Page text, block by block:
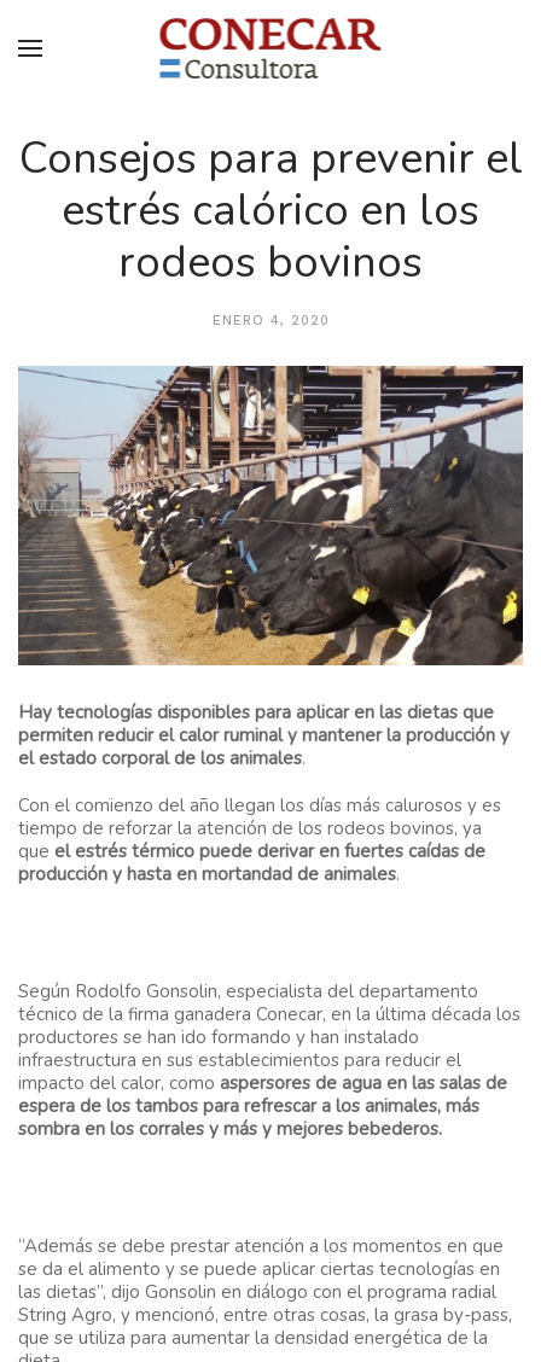
Consejos para prevenir el
estrés calórico en los
rodeos bovinos
ENERO 4, 2020
Hay tecnologías disponibles para aplicar en las dietas que
permiten reducir el calor ruminal y mantener la producción y
el estado corporal de los animales.
Con el comienzo del año llegan los días más calurosos y es
tiempo de reforzar la atención de los rodeos bovinos, ya
que el estrés térmico puede derivar en fuertes caídas de
producción y hasta en mortandad de animales.
Según Rodolfo Gonsolin, especialista del departamento
técnico de la firma ganadera Conecar, en la última década los
productores se han ido formando y han instalado
infraestructura en sus establecimientos para reducir el
impacto del calor, como aspersores de agua en las salas de
espera de los tambos para refrescar a los animales, más
sombra en los corrales y más y mejores bebederos.
“Además se debe prestar atención a los momentos en que
se da el alimento y se puede aplicar ciertas tecnologías en
las dietas”, dijo Gonsolin en diálogo con el programa radial
String Agro, y mencionó, entre otras cosas, la grasa by-pass,
que se utiliza para aumentar la densidad energética de la